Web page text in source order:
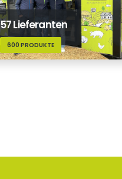
57 Lieferanten
600 PRODUKTE